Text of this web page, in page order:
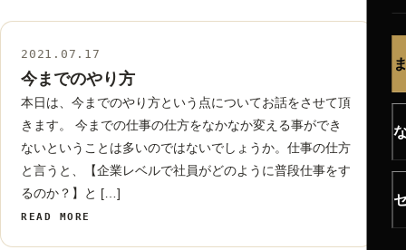
2021.07.17
今までのやり方
本日は、今までのやり方という点についてお話をさせて頂
きます。 今までの仕事の仕方をなかなか変える事ができ
ないということは多いのではないでしょうか。仕事の仕方
と言うと、【企業レベルで社員がどのように普段仕事をす
るのか？】と […]
READ MORE